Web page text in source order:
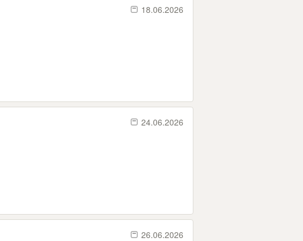
18.06.2026
24.06.2026
26.06.2026